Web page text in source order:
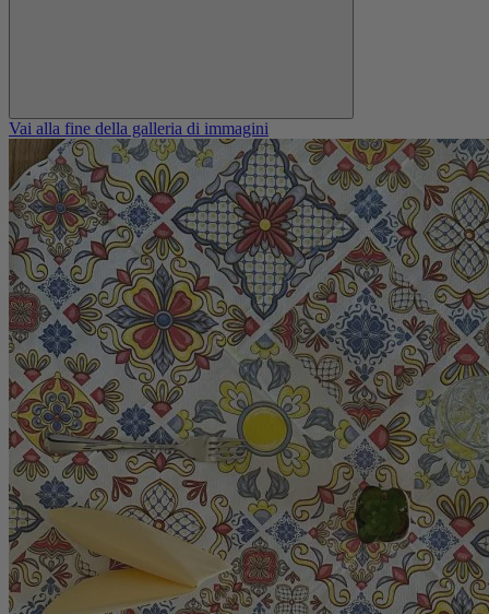
Vai alla fine della galleria di immagini